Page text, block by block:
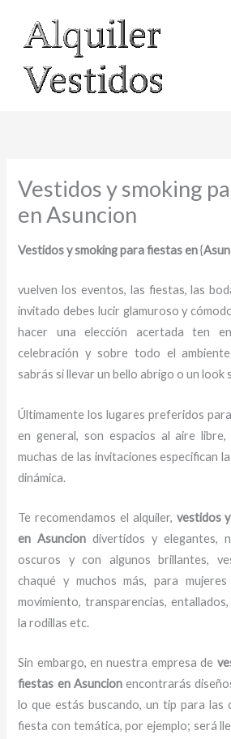
contenido
Vestidos y smoking
en Asuncion
Vestidos y smoking para fiestas en{
vuelven los eventos, las fiestas, las
invitado debes lucir glamuroso y
hacer una elección acertada ten
celebración y sobre todo el
sabrás si llevar un bello abrigo o un look
Últimamente los lugares preferidos
en general, son espacios al aire
muchas de las invitaciones especifican
dinámica.
Te recomendamos el alquiler, vestidos
en Asunciondivertidos y elegantes,
oscuros y con algunos brillantes,
chaqué y muchos más, para
movimiento, transparencias,
la rodillas etc.
Sin embargo, en nuestra empresa de
fiestas en Asuncion encontrarás
lo que estás buscando, un tip para las
fiesta con temática, por ejemplo; será